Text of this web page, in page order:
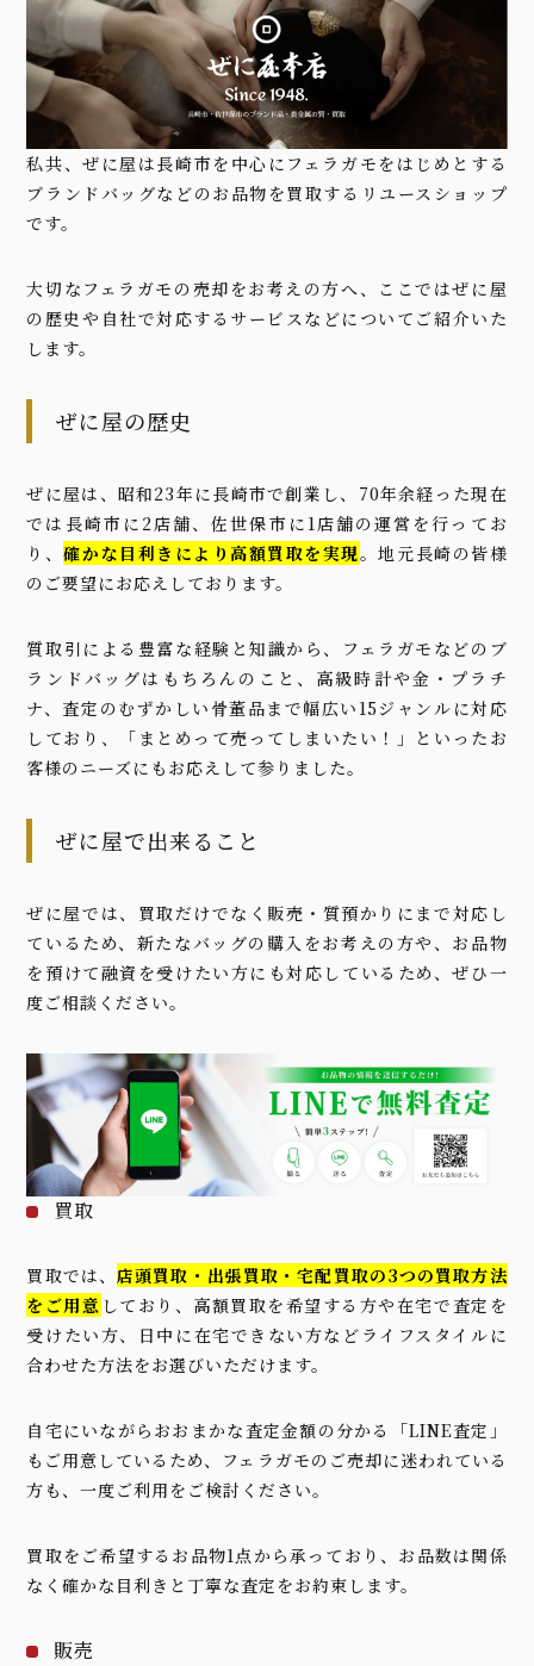
私共、ぜに屋は長崎市を中心にフェラガモをはじめとする
ブランドバッグなどのお品物を買取するリユースショップ
です。
大切なフェラガモの売却をお考えの方へ、ここではぜに屋
の歴史や自社で対応するサービスなどについてご紹介いた
します。
ぜに屋の歴史
ぜに屋は、昭和23年に長崎市で創業し、70年余経った現在
では長崎市に2店舗、佐世保市に1店舗の運営を行ってお
り、確かな目利きにより高額買取を実現。地元長崎の皆様
のご要望にお応えしております。
質取引による豊富な経験と知識から、フェラガモなどのブ
ランドバッグはもちろんのこと、高級時計や金・プラチ
ナ、査定のむずかしい骨董品まで幅広い15ジャンルに対応
しており、「まとめって売ってしまいたい！」といったお
客様のニーズにもお応えして参りました。
ぜに屋で出来ること
ぜに屋では、買取だけでなく販売・質預かりにまで対応し
ているため、新たなバッグの購入をお考えの方や、お品物
を預けて融資を受けたい方にも対応しているため、ぜひ一
度ご相談ください。
買取
買取では、店頭買取・出張買取・宅配買取の3つの買取方法
をご用意 しており、高額買取を希望する方や在宅で査定を
受けたい方、日中に在宅できない方などライフスタイルに
合わせた方法をお選びいただけます。
自宅にいながらおおまかな査定金額の分かる「LINE査定」
もご用意しているため、フェラガモのご売却に迷われている
方も、一度ご利用をご検討ください。
買取をご希望するお品物1点から承っており、お品数は関係
なく確かな目利きと丁寧な査定をお約束します。
販売